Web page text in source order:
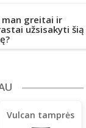
man greitai ir
užsisakyti šią
Vulcan tamprės